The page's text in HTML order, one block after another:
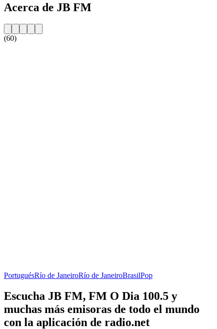
Acerca de JB FM
(60)
PortuguésRío de JaneiroRío de JaneiroBrasilPop
Escucha JB FM, FM O Dia 100.5 y
muchas más emisoras de todo el mundo
con la aplicación de radio.net